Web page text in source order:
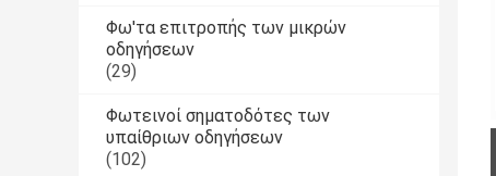
Φω'τα επιτροπής των μικρών
οδηγήσεων
(29)
Φωτεινοί σηματοδότες των
υπαίθριων οδηγήσεων
(102)